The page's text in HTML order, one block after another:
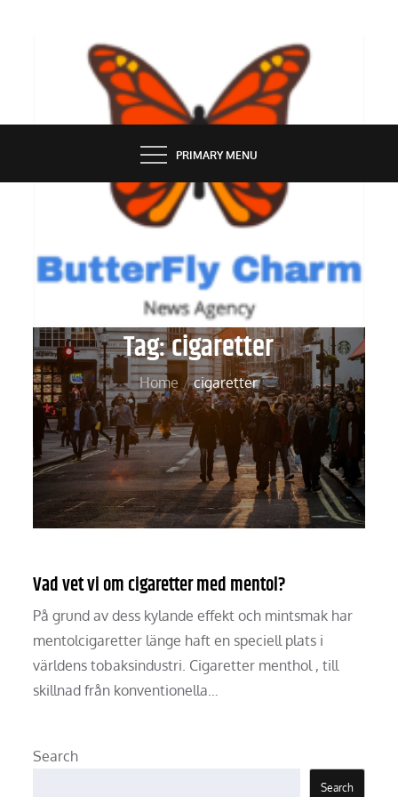
BUTTERFLY CHARM
PRIMARY MENU
Tag:cigaretter
Home cigaretter
Vad vet vi om cigaretter med mentol?
På grund av dess kylande effekt och mintsmak har
mentolcigaretter länge haft en speciell plats i
världens tobaksindustri. Cigaretter menthol , till
skillnad från konventionella…
Search
Search